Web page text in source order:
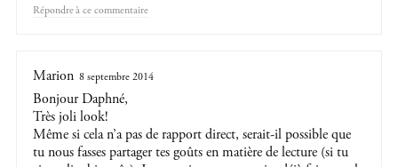
Répondre
Marion 8 septembre 2014
Bonjour Daphné,
Très joli look!
Même si cela n’a pas de rapport direct, serait-il possible que
tu nous fasses partager tes goûts en matière de lecture (si tu